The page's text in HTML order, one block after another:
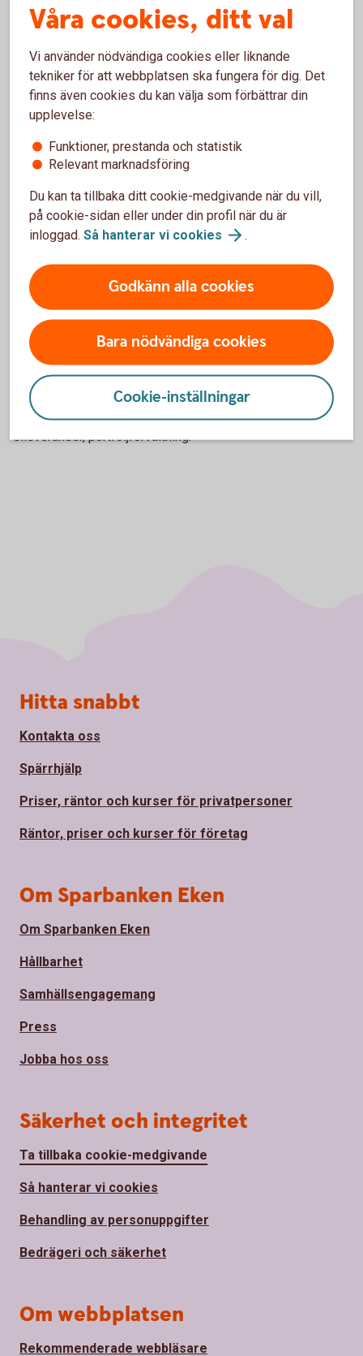
Utbildningar
4-årigt tekniskt gymnasium, elkraftteknik.
Compliance i praktiken.
Risk management i den finansiella sektorn.
Bankspecifik erfarenhet
Styrelseordförande i Sparbanken Eken.
Styrelseledamot i Sparbanken Eken.
Arbetslivserfarenhet
Bixia Energy Management AB och Bixia AB, Chef för analys,
Risk Manager, Compliance.
Östkraft AB, ansvarig för finansiell handel.
Sydkraft AB, långsiktig nätplanering, linjemästare,
energiförsäljning, prissättningsfrågor avseende
elleveranser, portföljförvaltning.
Våra cookies, ditt val
Vi använder nödvändiga cookies eller liknande
tekniker för att webbplatsen ska fungera för dig. Det
finns även cookies du kan välja som förbättrar din
upplevelse:
Funktioner, prestanda och statistik
Relevant marknadsföring
Du kan ta tillbaka ditt cookie-medgivande när du vill,
på cookie-sidan eller under din profil när du är
inloggad. Så hanterar vi cookies .
Godkänn alla cookies
Bara nödvändiga cookies
Cookie-inställningar
Sidfot
Hitta snabbt
Kontakta oss
Spärrhjälp
Priser, räntor och kurser för privatpersoner
Räntor, priser och kurser för företag
Om Sparbanken Eken
Om Sparbanken Eken
Hållbarhet
Samhällsengagemang
Press
Jobba hos oss
Säkerhet och integritet
Ta tillbaka cookie-medgivande
Så hanterar vi cookies
Behandling av personuppgifter
Bedrägeri och säkerhet
Om webbplatsen
Rekommenderade webbläsare